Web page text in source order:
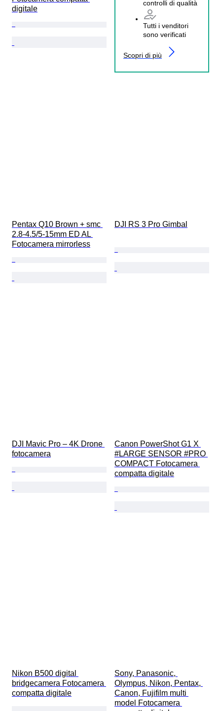
controlli di qualità
Tutti i venditori
sono verificati
Scopri di più
digitale
Pentax Q10 Brown + smc
2.8-4.5/5-15mm ED AL
Fotocamera mirrorless
DJI RS 3 Pro Gimbal
DJI Mavic Pro – 4K Drone
fotocamera
Canon PowerShot G1 X
#LARGE SENSOR #PRO
COMPACT Fotocamera
compatta digitale
Nikon B500 digital
bridgecamera Fotocamera
compatta digitale
Sony, Panasonic,
Olympus, Nikon, Pentax,
Canon, Fujifilm multi
model Fotocamera